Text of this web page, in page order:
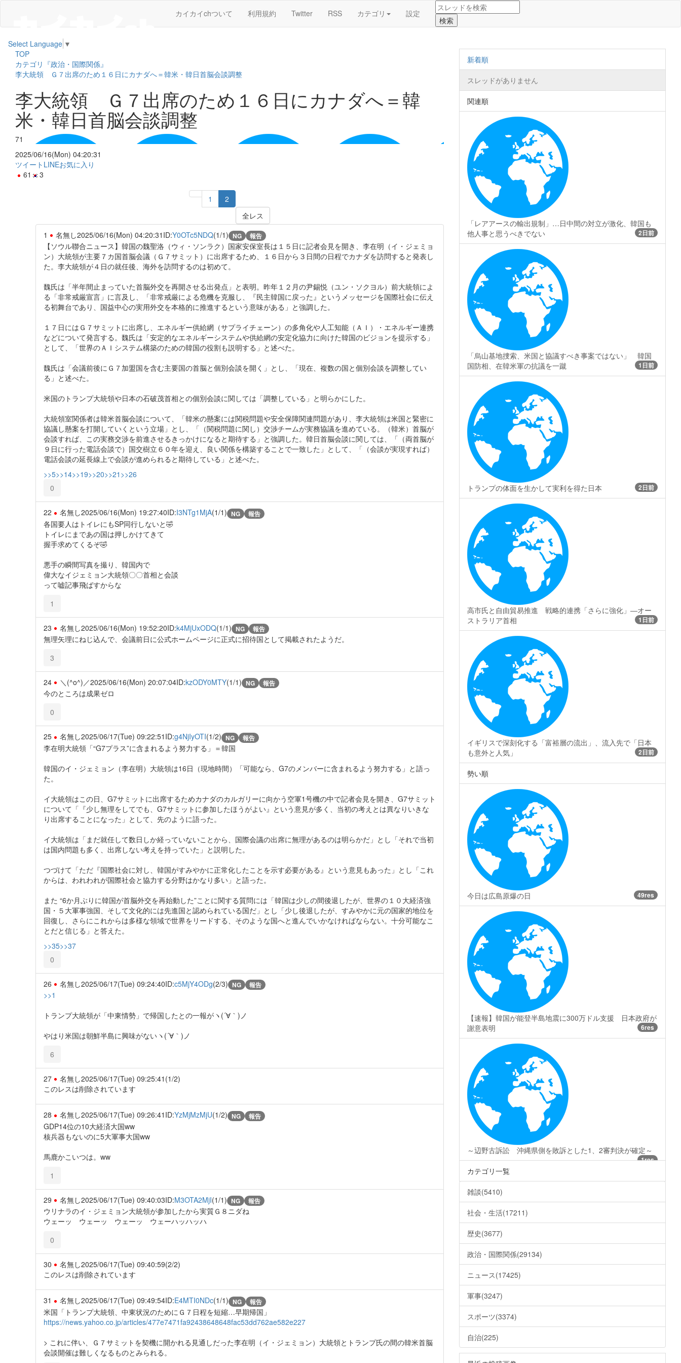
カイカイchついて 利用規約 Twitter RSS カテゴリ 設定
Select Language ▼
TOP
カテゴリ『政治・国際関係』
李大統領 Ｇ７出席のため１６日にカナダへ＝韓米・韓日首脳会談調整
李大統領 Ｇ７出席のため１６日にカナダへ＝韓
米・韓日首脳会談調整
71
2025/06/16(Mon) 04:20:31
ツイート LINEお気に入り
61
3
1
2
全レス
1
名無し2025/06/16(Mon) 04:20:31 ID:Y0OTc5NDQ(1/1) NG 報告
【ソウル聯合ニュース】韓国の魏聖洛（ウィ・ソンラク）国家安保室長は１５日に記者会見を開き、李在明（イ・ジェミョ
ン）大統領が主要７カ国首脳会議（Ｇ７サミット）に出席するため、１６日から３日間の日程でカナダを訪問すると発表し
た。李大統領が４日の就任後、海外を訪問するのは初めて。
魏氏は「半年間止まっていた首脳外交を再開させる出発点」と表明。昨年１２月の尹錫悦（ユン・ソクヨル）前大統領によ
る「非常戒厳宣言」に言及し、「非常戒厳による危機を克服し、『民主韓国に戻った』というメッセージを国際社会に伝え
る初舞台であり、国益中心の実用外交を本格的に推進するという意味がある」と強調した。
１７日にはＧ７サミットに出席し、エネルギー供給網（サプライチェーン）の多角化や人工知能（ＡＩ）・エネルギー連携
などについて発言する。魏氏は「安定的なエネルギーシステムや供給網の安定化協力に向けた韓国のビジョンを提示する」
として、「世界のＡＩシステム構築のための韓国の役割も説明する」と述べた。
魏氏は「会議前後にＧ７加盟国を含む主要国の首脳と個別会談を開く」とし、「現在、複数の国と個別会談を調整してい
る」と述べた。
米国のトランプ大統領や日本の石破茂首相との個別会談に関しては「調整している」と明らかにした。
大統領室関係者は韓米首脳会談について、「韓米の懸案には関税問題や安全保障関連問題があり、李大統領は米国と緊密に
協議し懸案を打開していくという立場」とし、「（関税問題に関し）交渉チームが実務協議を進めている。（韓米）首脳が
会談すれば、この実務交渉を前進させるきっかけになると期待する」と強調した。韓日首脳会談に関しては、「（両首脳が
９日に行った電話会談で）国交樹立６０年を迎え、良い関係を構築することで一致した」として、「（会談が実現すれば）
電話会談の延長線上で会談が進められると期待している」と述べた。
>>5>>14>>19>>20>>21 >>26
0
22 名無し2025/06/16(Mon) 19:27:40ID:I3NTg1MjA(1/1) NG 報告
各国要人はトイレにもSP同行しないと🤣
トイレにまであの国は押しかけてきて
握手求めてくるぞ🤣
悪手の瞬間写真を撮り、韓国内で
偉大なイジェミョン大統領〇〇首相と会談
って嘘記事飛ばすからな
1
23 名無し2025/06/16(Mon) 19:52:20ID:k4MjUxODQ(1/1) NG 報告
無理矢理にねじ込んで、会議前日に公式ホームページに正式に招待国として掲載されたようだ。
3
24 ＼(^o^)／2025/06/16(Mon) 20:07:04ID:kzODY0MTY(1/1) NG 報告
今のところは成果ゼロ
0
25 名無し2025/06/17(Tue) 09:22:51 ID:g4NjIyOTI(1/2) NG 報告
李在明大統領「“G7プラス”に含まれるよう努力する」＝韓国
韓国のイ・ジェミョン（李在明）大統領は16日（現地時間）「可能なら、G7のメンバーに含まれるよう努力する」と語っ
た。
イ大統領はこの日、G7サミットに出席するためカナダのカルガリーに向かう空軍1号機の中で記者会見を開き、G7サミット
について「『少し無理をしてでも、G7サミットに参加したほうがよい』という意見が多く、当初の考えとは異なりいきな
り出席することになった」として、先のように語った。
イ大統領は「まだ就任して数日しか経っていないことから、国際会議の出席に無理があるのは明らかだ」とし「それで当初
は国内問題も多く、出席しない考えを持っていた」と説明した。
つづけて「ただ『国際社会に対し、韓国がすみやかに正常化したことを示す必要がある』という意見もあった」とし「これ
からは、われわれが国際社会と協力する分野はかなり多い」と語った。
また “6か月ぶりに韓国が首脳外交を再始動した”ことに関する質問には「韓国は少しの間後退したが、世界の１０大経済強
国・５大軍事強国、そして文化的には先進国と認められている国だ」とし「少し後退したが、すみやかに元の国家的地位を
回復し、さらにこれからは多様な領域で世界をリードする、そのような国へと進んでいかなければならない。十分可能なこ
とだと信じる」と答えた。
>>35>>37
0
26 名無し2025/06/17(Tue) 09:24:40ID:c5MjY4ODg(2/3) NG 報告
>>1
トランプ大統領が「中東情勢」で帰国したとの一報がヽ(´∀｀)ノ
やはり米国は朝鮮半島に興味がないヽ(´∀｀)ノ
6
27 名無し2025/06/17(Tue) 09:25:41 (1/2)
このレスは削除されています
28 名無し2025/06/17(Tue) 09:26:41 ID:YzMjMzMjU(1/2) NG 報告
GDP14位の10大経済大国ww
核兵器もないのに5大軍事大国ww
馬鹿かこいつは。ww
1
29 名無し2025/06/17(Tue) 09:40:03ID:M3OTA2MjI(1/1) NG 報告
ウリナラのイ・ジェミョン大統領が参加したから実質Ｇ８ニダね
ウェーッ ウェーッ ウェーッ ウェーハッハッハ
0
30 名無し2025/06/17(Tue) 09:40:59(2/2)
このレスは削除されています
31 名無し2025/06/17(Tue) 09:49:54ID:E4MTI0NDc(1/1) NG 報告
米国「トランプ大統領、中東状況のためにＧ７日程を短縮…早期帰国」
https://news.yahoo.co.jp/articles/477e7471fa92438648648fac53dd762ae582e227
> これに伴い、Ｇ７サミットを契機に開かれる見通しだった李在明（イ・ジェミョン）大統領とトランプ氏の間の韓米首脳
会談開催は難しくなるものとみられる。
新着順
スレッドがありません
関連順
「レアアースの輸出規制」…日中間の対立が激化、韓国も
他人事と思うべきでない
2日前
「烏山基地捜索、米国と協議すべき事案ではない」 韓国
国防相、在韓米軍の抗議を一蹴
1日前
トランプの体面を生かして実利を得た日本 2日前
高市氏と自由貿易推進 戦略的連携「さらに強化」―オー
ストラリア首相
1日前
イギリスで深刻化する「富裕層の流出」、流入先で「日本
も意外と人気」
2日前
勢い順
今日は広島原爆の日 49res
【速報】韓国が能登半島地震に300万ドル支援 日本政府が
謝意表明
6res
～辺野古訴訟 沖縄県側を敗訴とした1、2審判決が確定～
1res
カテゴリ一覧
雑談(5410)
社会・生活(17211)
歴史(3677)
政治・国際関係(29134)
ニュース(17425)
軍事(3247)
スポーツ(3374)
自治(225)